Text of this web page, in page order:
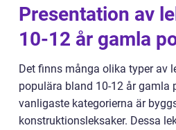
Presentation av
10-12 år gamla
Det finns många olika typer av
populära bland 10-12 år gamla
vanligaste kategorierna är
konstruktionsleksaker. Dessa